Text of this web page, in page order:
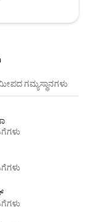
ಗಮ್ಯಸ್ಥಾನಗಳು